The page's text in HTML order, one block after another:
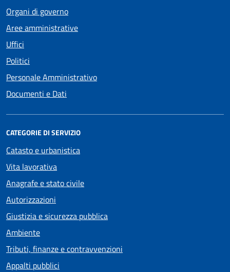
Organi di governo
Aree amministrative
Uffici
Politici
Personale Amministrativo
Documenti e Dati
CATEGORIE DI SERVIZIO
Catasto e urbanistica
Vita lavorativa
Anagrafe e stato civile
Autorizzazioni
Giustizia e sicurezza pubblica
Ambiente
Tributi, finanze e contravvenzioni
Appalti pubblici